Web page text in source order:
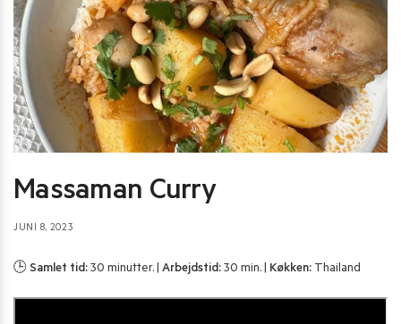
Massaman Curry
JUNI 8, 2023
🕒 Samlet tid: 30 minutter. | Arbejdstid: 30 min. | Køkken: Thailand